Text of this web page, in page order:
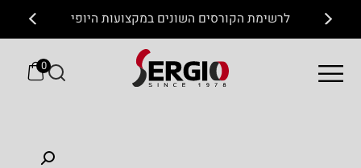
לרשימת הקורסים השונים במקצועות היופי
0